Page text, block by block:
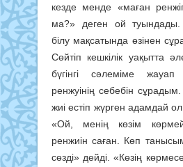
кезде менде «маған
ма?» деген ой
білу мақсатында өзінен
Сөйтіп кешкілік уақытта
бүгінгі сәлеміме
ренжуінің себебін
жиі естіп жүрген адамдай ол
«Ой, менің көзім
ренжиін саған. Көп
сөзді» дейді. «Көзің